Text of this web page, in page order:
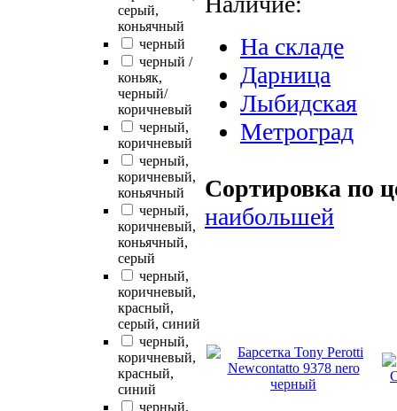
серый,
коньячный
черный
черный /
коньяк,
черный/
коричневый
черный,
коричневый
черный,
коричневый,
коньячный
черный,
коричневый,
коньячный,
серый
черный,
коричневый,
красный,
серый, синий
черный,
коричневый,
красный,
синий
черный,
На складе
Дарница
Лыбидская
Метроград
Сортировка по
наибольшей